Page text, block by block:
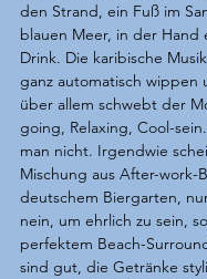
den Strand, ein Fuß im
blauen Meer, in der Hand
Drink. Die karibische
ganz automatisch wippen
über allem schwebt der
going, Relaxing, Cool-
man nicht. Irgendwie
Mischung aus After-work-
deutschem Biergarten,
nein, um ehrlich zu sein,
perfektem Beach-
sind gut, die Getränke